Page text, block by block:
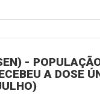
-
A DOSE